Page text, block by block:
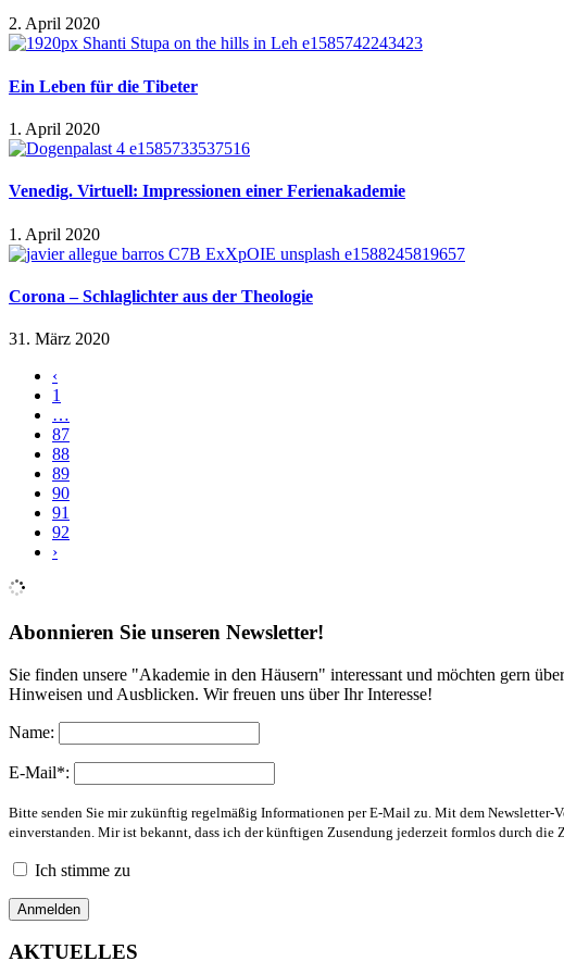
2. April 2020
Ein Leben für die Tibeter
1. April 2020
Venedig. Virtuell: Impressionen einer Ferienakademie
1. April 2020
Corona – Schlaglichter aus der Theologie
31. März 2020
‹
1
…
87
88
89
90
91
92
›
Abonnieren Sie unseren Newsletter!
Sie finden unsere "Akademie in den Häusern" interessant und möchten gern
Hinweisen und Ausblicken. Wir freuen uns über Ihr Interesse!
Name:
E-Mail*:
Bitte senden Sie mir zukünftig regelmäßig Informationen per E-Mail zu. Mit dem Newsletter-
einverstanden. Mir ist bekannt, dass ich der künftigen Zusendung jederzeit formlos durch die
Ich stimme zu
AKTUELLES